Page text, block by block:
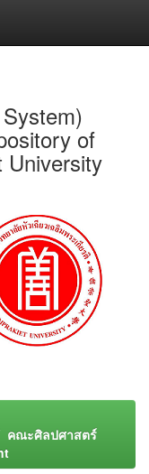
of
University
คณะศิลปศาสตร์